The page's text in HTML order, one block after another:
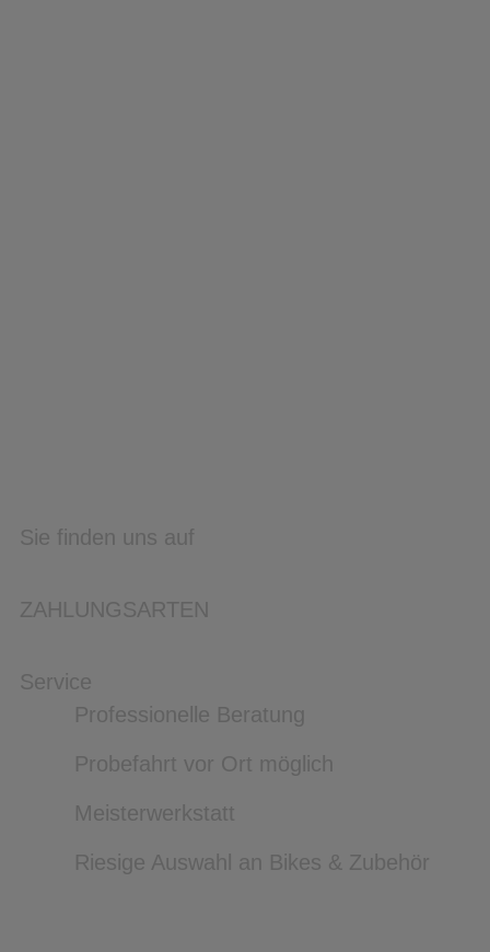
Sie finden uns auf
ZAHLUNGSARTEN
Service
Professionelle Beratung
Probefahrt vor Ort möglich
Meisterwerkstatt
Riesige Auswahl an Bikes & Zubehör